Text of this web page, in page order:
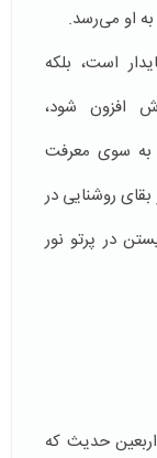
به او می‌رسد.
است، بلکه
افزون شود،
به سوی معرفت
روشنایی در
در پرتو نور
حدیث که